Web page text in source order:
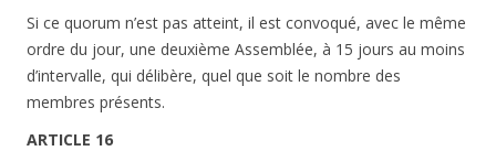
Si ce quorum n’est pas atteint, il est convoqué, avec le même
ordre du jour, une deuxième Assemblée, à 15 jours au moins
d’intervalle, qui délibère, quel que soit le nombre des
membres présents.
ARTICLE 16